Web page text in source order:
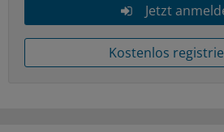
Jetzt
Kostenlos